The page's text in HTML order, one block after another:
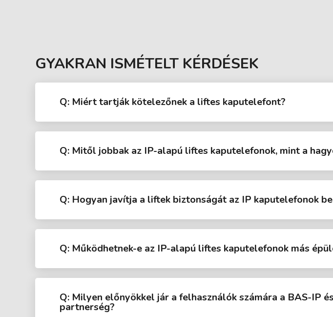
GYAKRAN ISMÉTELT KÉRDÉSEK
Q: Miért tartják kötelezőnek a liftes kaputelefont?
Q: Mitől jobbak az IP-alapú liftes kaputelefonok, mint a
Q: Hogyan javítja a liftek biztonságát az IP kaputelefonok
Q: Működhetnek-e az IP-alapú liftes kaputelefonok más
Q: Milyen előnyökkel jár a felhasználók számára a BAS-IP
partnerség?